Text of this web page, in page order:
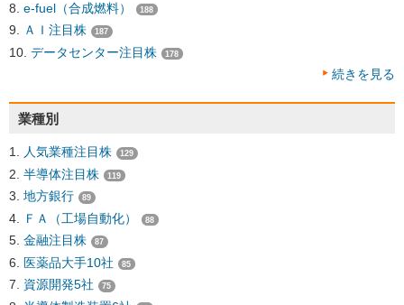
e-fuel（合成燃料） 188
ＡＩ注目株 187
データセンター注目株 178
続きを見る
業種別
人気業種注目株 129
半導体注目株 119
地方銀行 89
ＦＡ（工場自動化） 88
金融注目株 87
医薬品大手10社 85
資源開発5社 75